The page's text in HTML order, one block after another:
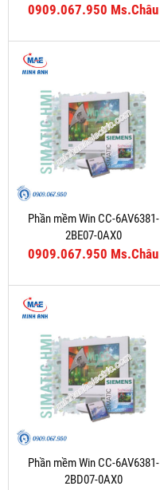
0909.067.950 Ms.Châu
Phần mềm Win CC-6AV6381-
2BE07-0AX0
0909.067.950 Ms.Châu
Phần mềm Win CC-6AV6381-
2BD07-0AX0